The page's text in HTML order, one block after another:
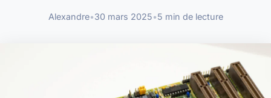
Alexandre•30 mars 2025•5 min de lecture